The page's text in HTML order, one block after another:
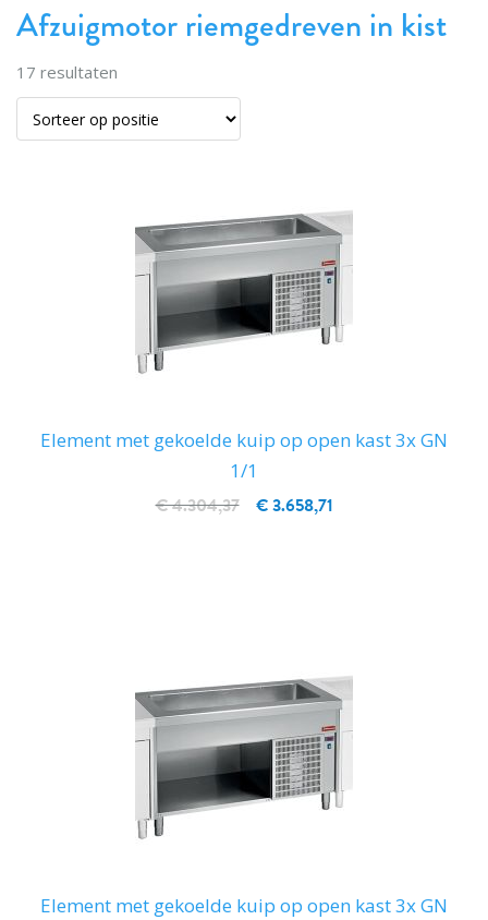
Afzuigmotor riemgedreven in kist
17 resultaten
Element met gekoelde kuip op open kast 3x GN
1/1
€ 3.658,71
€ 4.304,37
Element met gekoelde kuip op open kast 3x GN